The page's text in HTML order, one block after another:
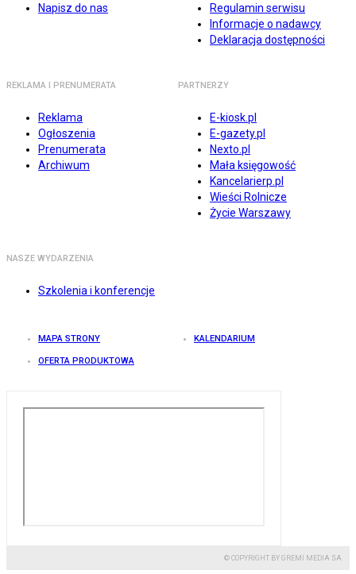
Napisz do nas
Regulamin serwisu
Informacje o nadawcy
Deklaracja dostępności
REKLAMA I PRENUMERATA
Reklama
Ogłoszenia
Prenumerata
Archiwum
PARTNERZY
E-kiosk.pl
E-gazety.pl
Nexto.pl
Mała księgowość
Kancelarierp.pl
Wieści Rolnicze
Życie Warszawy
NASZE WYDARZENIA
Szkolenia i konferencje
MAPA STRONY KALENDARIUM
OFERTA PRODUKTOWA
© COPYRIGHT BY GREMI MEDIA SA